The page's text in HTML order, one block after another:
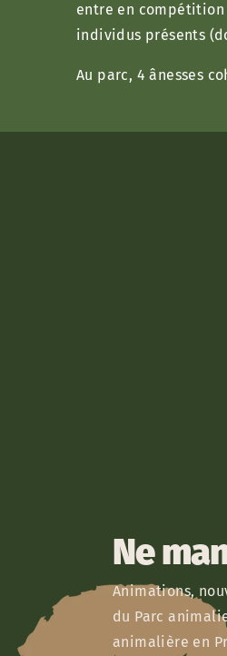
entre en compétition
individus présents
Au parc, 4 ânesses
Ne
Animations,
du Parc
animalière en